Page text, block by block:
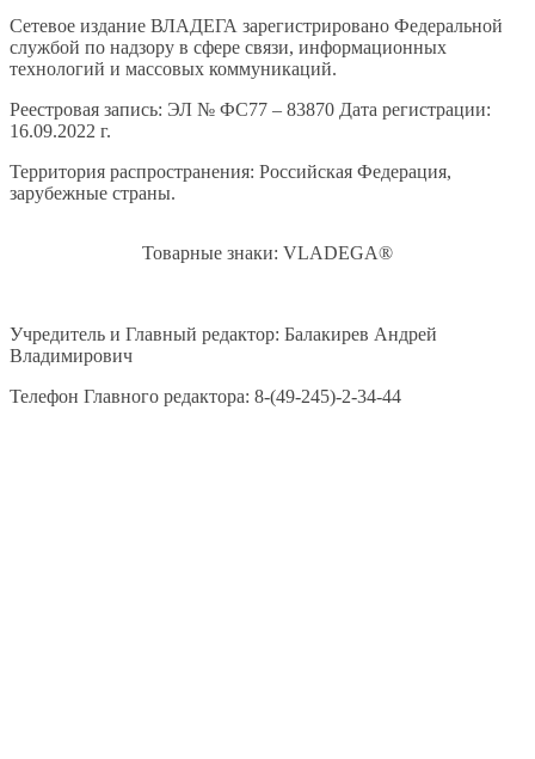
Сетевое издание ВЛАДЕГА зарегистрировано Федеральной
службой по надзору в сфере связи, информационных
технологий и массовых коммуникаций.
Реестровая запись: ЭЛ № ФС77 – 83870 Дата регистрации:
16.09.2022 г.
Территория распространения: Российская Федерация,
зарубежные страны.
Товарные знаки: VLADEGA®
Учредитель и Главный редактор: Балакирев Андрей
Владимирович
Телефон Главного редактора: 8-(49-245)-2-34-44